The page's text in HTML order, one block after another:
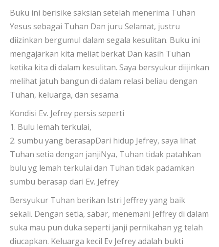
Buku ini berisike saksian setelah menerima Tuhan
Yesus sebagai Tuhan Dan juru Selamat, justru
diizinkan bergumul dalam segala kesulitan. Buku ini
mengajarkan kita meliat berkat Dan kasih Tuhan
ketika kita di dalam kesulitan. Saya bersyukur diijinkan
melihat jatuh bangun di dalam relasi beliau dengan
Tuhan, keluarga, dan sesama.
Kondisi Ev. Jefrey persis seperti
1. Bulu lemah terkulai,
2. sumbu yang berasapDari hidup Jefrey, saya lihat
Tuhan setia dengan janjiNya, Tuhan tidak patahkan
bulu yg lemah terkulai dan Tuhan tidak padamkan
sumbu berasap dari Ev. Jefrey
Bersyukur Tuhan berikan Istri Jeffrey yang baik
sekali. Dengan setia, sabar, menemani Jeffrey di dalam
suka mau pun duka seperti janji pernikahan yg telah
diucapkan. Keluarga kecil Ev Jefrey adalah bukti